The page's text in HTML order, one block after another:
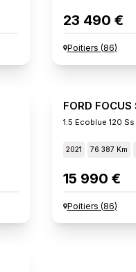
23 490 €
Poitiers (86)
FORD FOCUS
1.5 Ecoblue 120
2021 76 387 Km
15 990 €
Poitiers (86)